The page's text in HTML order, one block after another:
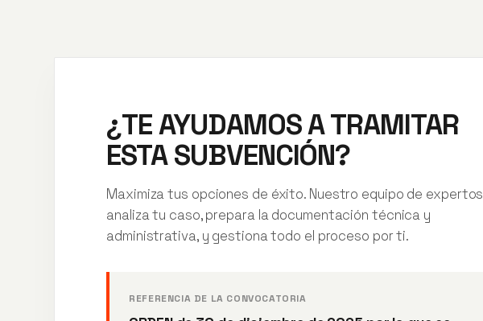
¿TE AYUDAMOS A TRAMITAR
ESTA SUBVENCIÓN?
Maximiza tus opciones de éxito. Nuestro equipo de expertos
analiza tu caso, prepara la documentación técnica y
administrativa, y gestiona todo el proceso por ti.
REFERENCIA DE LA CONVOCATORIA